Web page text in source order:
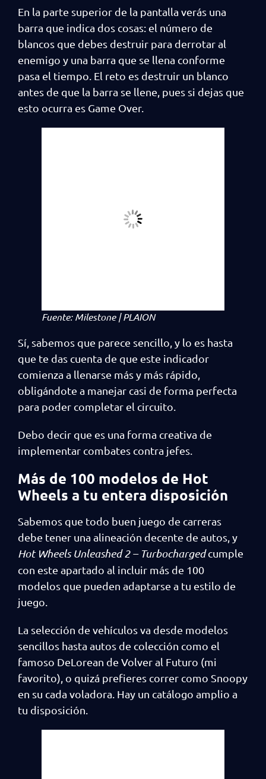
En la parte superior de la pantalla verás una
barra que indica dos cosas: el número de
blancos que debes destruir para derrotar al
enemigo y una barra que se llena conforme
pasa el tiempo. El reto es destruir un blanco
antes de que la barra se llene, pues si dejas que
esto ocurra es Game Over.
Fuente: Milestone | PLAION
Sí, sabemos que parece sencillo, y lo es hasta
que te das cuenta de que este indicador
comienza a llenarse más y más rápido,
obligándote a manejar casi de forma perfecta
para poder completar el circuito.
Debo decir que es una forma creativa de
implementar combates contra jefes.
Más de 100 modelos de Hot
Wheels a tu entera disposición
Sabemos que todo buen juego de carreras
debe tener una alineación decente de autos, y
Hot Wheels Unleashed 2 – Turbochargedcumple
con este apartado al incluir más de 100
modelos que pueden adaptarse a tu estilo de
juego.
La selección de vehículos va desde modelos
sencillos hasta autos de colección como el
famoso DeLorean de Volver al Futuro (mi
favorito), o quizá prefieres correr como Snoopy
en su cada voladora. Hay un catálogo amplio a
tu disposición.